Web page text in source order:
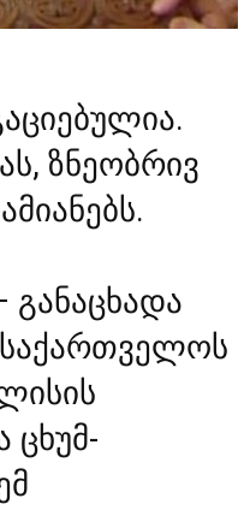
.
ზნეობრივ
განაცხადა
საქართველოს
ცხუმ-